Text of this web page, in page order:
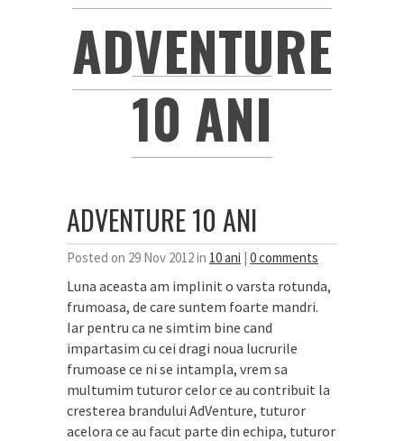
ADVENTURE
10 ANI
ADVENTURE 10 ANI
Posted on 29 Nov 2012 in 10 ani | 0 comments
Luna aceasta am implinit o varsta rotunda,
frumoasa, de care suntem foarte mandri.
Iar pentru ca ne simtim bine cand
impartasim cu cei dragi noua lucrurile
frumoase ce ni se intampla, vrem sa
multumim tuturor celor ce au contribuit la
cresterea brandului AdVenture, tuturor
acelora ce au facut parte din echipa, tuturor